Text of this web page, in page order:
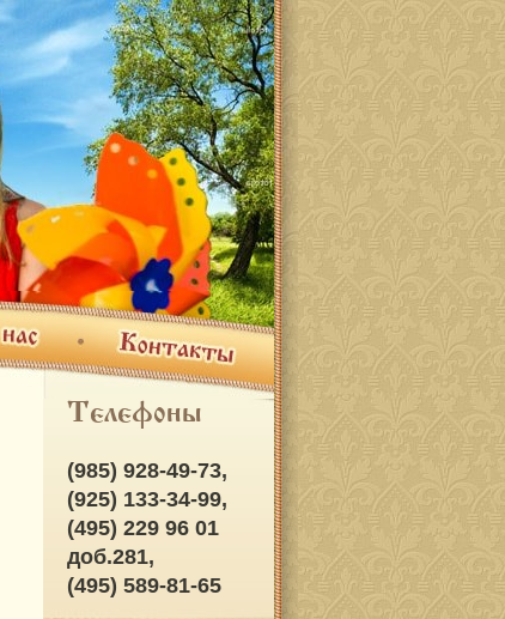
Контакты
Телефоны
(985) 928-49-73,
(925) 133-34-99,
(495) 229 96 01
доб.281,
(495) 589-81-65